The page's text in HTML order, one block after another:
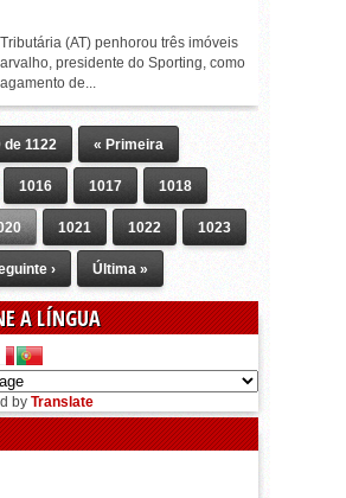
(AT) penhorou três imóveis
presidente do Sporting, como
de...
de 1122 « Primeira
1016 1017 1018
1021 1022 1023
› Última »
A LÍNGUA
by Translate